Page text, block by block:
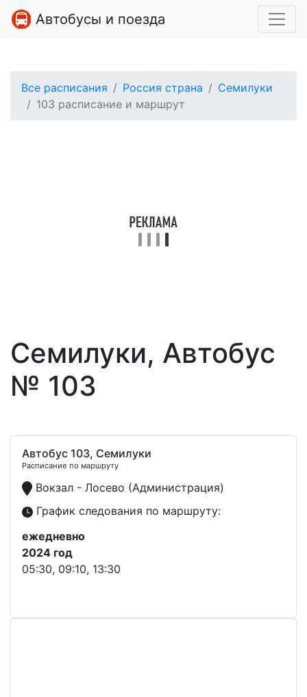
Автобусы и поезда
Все расписания Россия страна
Семилуки
103 расписание и маршрут
Семилуки, Автобус
№ 103
Автобус 103, Семилуки
Расписание по маршруту
Вокзал - Лосево (Администрация)
График следования по маршруту:
ежедневно
2024 год
05:30, 09:10, 13:30